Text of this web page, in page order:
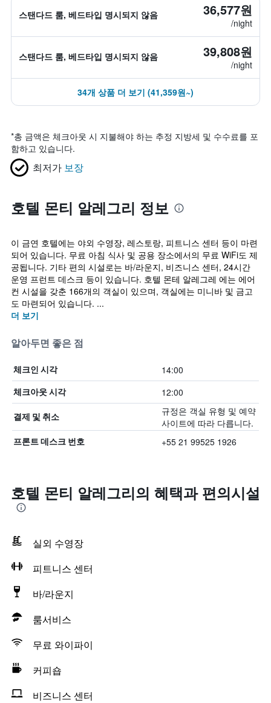
스탠다드 룸, 베드타입 명시되지 않음 36,577원
/night
스탠다드 룸, 베드타입 명시되지 않음 39,808원
/night
34개 상품 더 보기 (41,359원~)
*총 금액은 체크아웃 시 지불해야 하는 추정 지방세 및 수수료를 포
함하고 있습니다.
최저가 보장
호텔 몬티 알레그리 정보
이 금연 호텔에는 야외 수영장, 레스토랑, 피트니스 센터 등이 마련
되어 있습니다. 무료 아침 식사 및 공용 장소에서의 무료 WiFi도 제
공됩니다. 기타 편의 시설로는 바/라운지, 비즈니스 센터, 24시간
운영 프런트 데스크 등이 있습니다. 호텔 몬테 알레그레 에는 에어
컨 시설을 갖춘 166개의 객실이 있으며, 객실에는 미니바 및 금고
도 마련되어 있습니다. ...
더 보기
알아두면 좋은 점
체크인 시각 14:00
체크아웃 시각 12:00
결제 및 취소
규정은 객실 유형 및 예약
사이트에 따라 다릅니다.
프론트 데스크 번호 +55 21 99525 1926
호텔 몬티 알레그리의 혜택​과 편의시설
실외 수영장
피트니스 센터
바/라운지
룸서비스
무료 와이파이
커피숍
비즈니스 센터